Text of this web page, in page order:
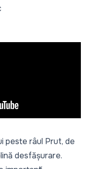
peste râul Prut, de
desfășurare.